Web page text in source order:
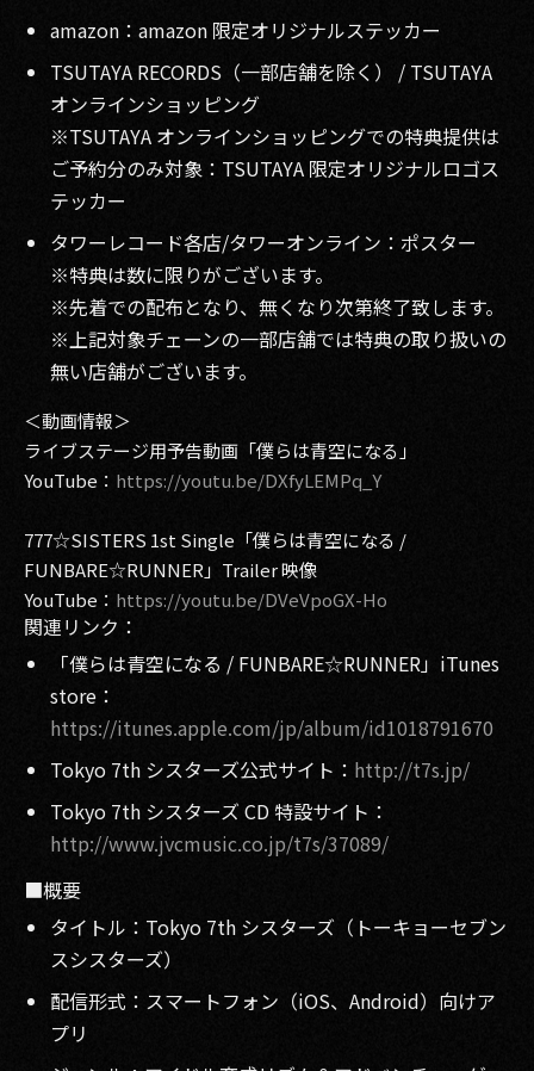
amazon：amazon 限定オリジナルステッカー
TSUTAYA RECORDS（一部店舗を除く） / TSUTAYA
オンラインショッピング
※TSUTAYA オンラインショッピングでの特典提供は
ご予約分のみ対象：TSUTAYA 限定オリジナルロゴス
テッカー
タワーレコード各店/タワーオンライン：ポスター
※特典は数に限りがございます。
※先着での配布となり、無くなり次第終了致します。
※上記対象チェーンの一部店舗では特典の取り扱いの
無い店舗がございます。
＜動画情報＞
ライブステージ用予告動画「僕らは青空になる」
YouTube： https://youtu.be/DXfyLEMPq_Y
777☆SISTERS 1st Single「僕らは青空になる /
FUNBARE☆RUNNER」Trailer 映像
YouTube： https://youtu.be/DVeVpoGX-Ho
関連リンク：
「僕らは青空になる / FUNBARE☆RUNNER」iTunes
store：
https://itunes.apple.com/jp/album/id1018791670
Tokyo 7th シスターズ公式サイト： http://t7s.jp/
Tokyo 7th シスターズ CD 特設サイト：
http://www.jvcmusic.co.jp/t7s/37089/
■概要
タイトル：Tokyo 7th シスターズ（トーキョーセブン
スシスターズ）
配信形式：スマートフォン（iOS、Android）向けア
プリ